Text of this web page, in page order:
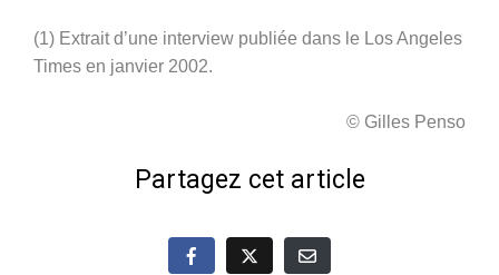
(1) Extrait d’une interview publiée dans le Los Angeles
Times en janvier 2002.
© Gilles Penso
Partagez cet article